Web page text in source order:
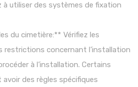
à utiliser des systèmes de fixation
du cimetière:** Vérifiez les
restrictions concernant l’installation
à l’installation. Certains
des règles spécifiques